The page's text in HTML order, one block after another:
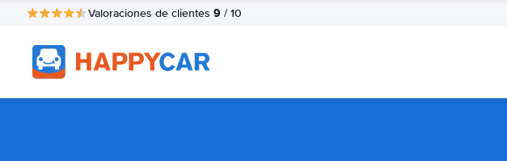
Valoraciones de clientes 9 / 10